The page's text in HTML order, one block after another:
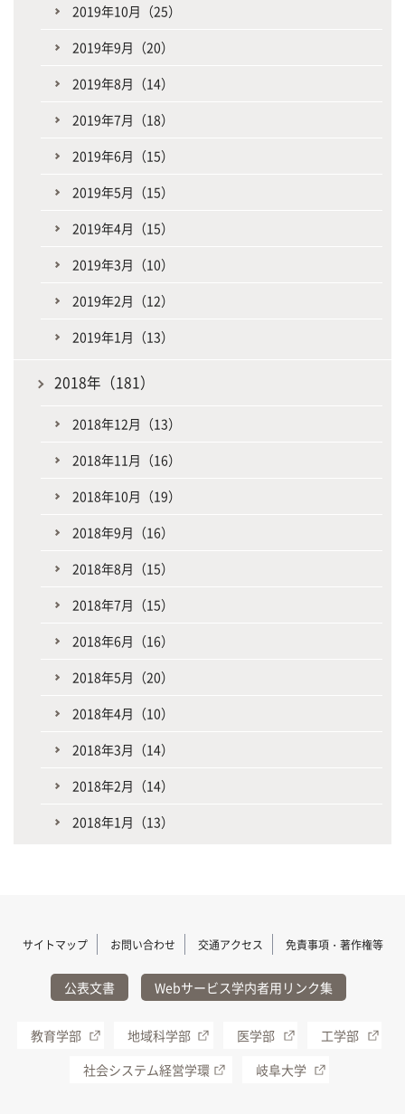
2019年10月（25）
2019年9月（20）
2019年8月（14）
2019年7月（18）
2019年6月（15）
2019年5月（15）
2019年4月（15）
2019年3月（10）
2019年2月（12）
2019年1月（13）
2018年（181）
2018年12月（13）
2018年11月（16）
2018年10月（19）
2018年9月（16）
2018年8月（15）
2018年7月（15）
2018年6月（16）
2018年5月（20）
2018年4月（10）
2018年3月（14）
2018年2月（14）
2018年1月（13）
サイトマップ お問い合わせ 交通アクセス 免責事項・著作権等
公表文書 Webサービス学内者用リンク集
教育学部 地域科学部 医学部
工学部
社会システム経営学環
岐阜大学